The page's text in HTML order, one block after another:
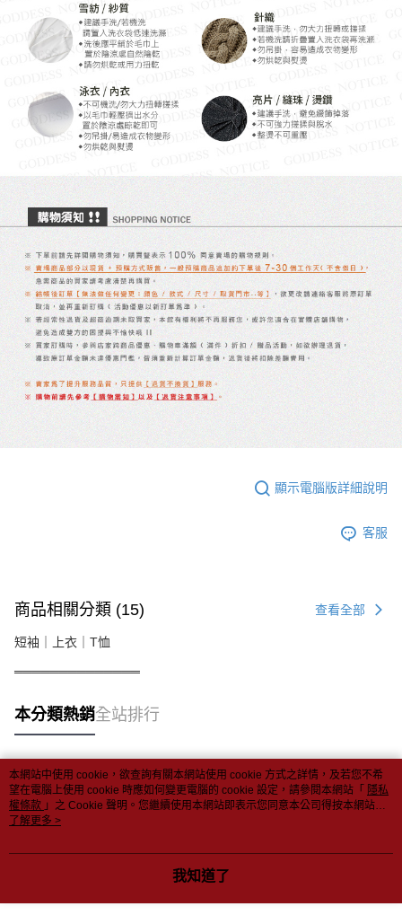
顯示電腦版詳細說明
客服
商品相關分類 (15) 查看全部
短袖｜上衣｜T恤
══════════════
本分類熱銷全站排行
熱門標籤
本網站中使用 cookie，欲查詢有關本網站使用 cookie 方式之詳情，及若您不希
望在電腦上使用 cookie 時應如何變更電腦的 cookie 設定，請參閱本網站「 隱私
權條款 」之 Cookie 聲明。您繼續使用本網站即表示您同意本公司得按本網站使
用條款之 Cookie 聲明使用 cookie。
了解更多 >
我知道了